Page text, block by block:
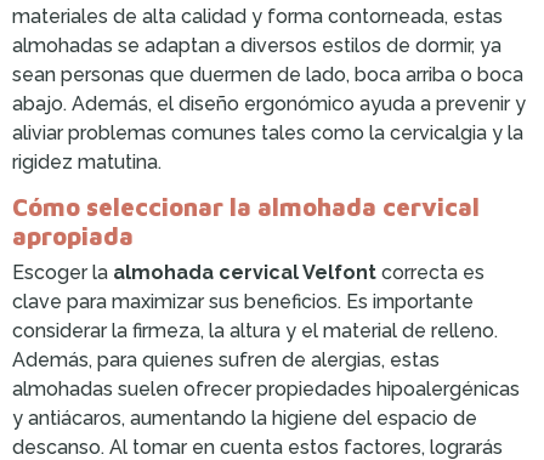
materiales de alta calidad y forma contorneada, estas
almohadas se adaptan a diversos estilos de dormir, ya
sean personas que duermen de lado, boca arriba o boca
abajo. Además, el diseño ergonómico ayuda a prevenir y
aliviar problemas comunes tales como la cervicalgia y la
rigidez matutina.
Cómo seleccionar la almohada cervical
apropiada
Escoger la almohada cervical Velfont correcta es
clave para maximizar sus beneficios. Es importante
considerar la firmeza, la altura y el material de relleno.
Además, para quienes sufren de alergias, estas
almohadas suelen ofrecer propiedades hipoalergénicas
y antiácaros, aumentando la higiene del espacio de
descanso. Al tomar en cuenta estos factores, lograrás